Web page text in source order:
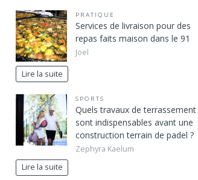
PRATIQUE
Services de livraison pour des
repas faits maison dans le 91
Joel
Lire la suite
SPORTS
Quels travaux de terrassement
sont indispensables avant une
construction terrain de padel ?
Zephyra Kaelum
Lire la suite